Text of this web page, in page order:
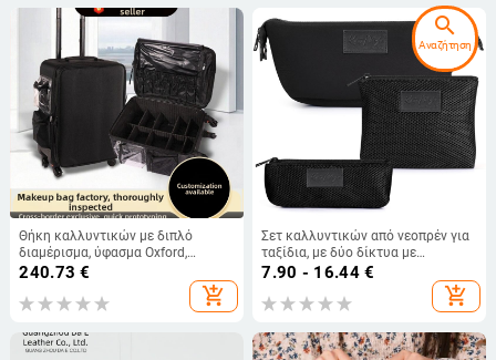
Θήκη καλλυντικών με διπλό
διαμέρισμα, ύφασμα Oxford,
περιστρεφόμενοι τροχοί,
τηλεσκοπική λαβή, φερμουάρ
240.73 €
add_shopping_cart
Σετ καλλυντικών από νεοπρέν για
ταξίδια, με δύο δίκτυα με
φερμουάρ, αδιάβροχο
7.90 - 16.44€
add_shopping_cart
search
Αναζήτηση